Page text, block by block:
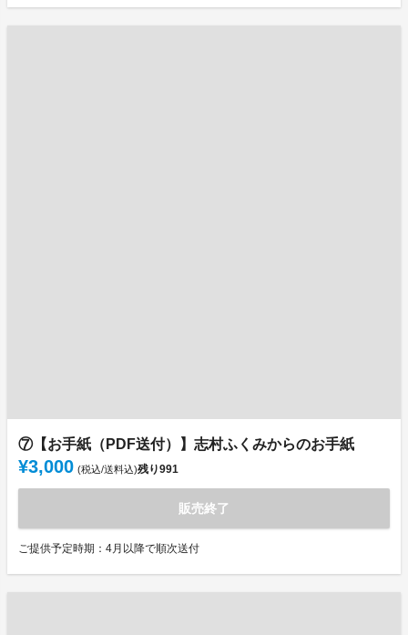
⑦【お手紙（PDF送付）】志村ふくみからのお手紙
¥3,000 (税込/送料込)残り991
販売終了
ご提供予定時期：4月以降で順次送付